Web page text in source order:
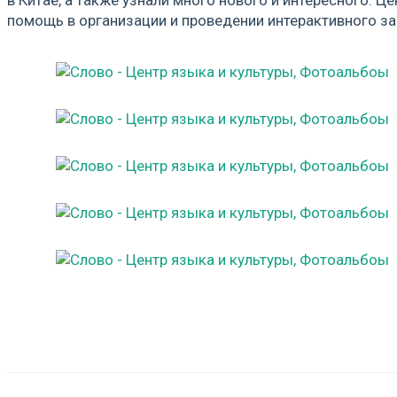
помощь в организации и проведении интерактивного